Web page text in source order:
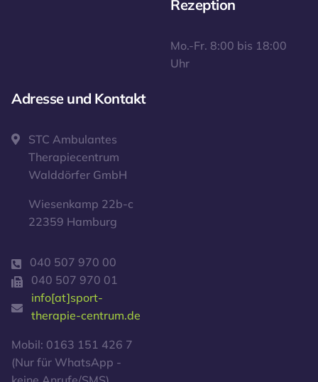
Rezeption
Mo.-Fr. 8:00 bis 18:00
Uhr
Adresse und Kontakt
STC Ambulantes
Therapiecentrum
Walddörfer GmbH
Wiesenkamp 22b-c
22359 Hamburg
040 507 970 00
040 507 970 01
info[at]sport-
therapie-centrum.de
Mobil: 0163 151 426 7
(Nur für WhatsApp -